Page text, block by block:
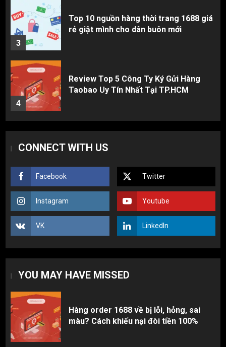
4
Review Top 5 Công Ty Ký Gửi Hàng
Taobao Uy Tín Nhất Tại TP.HCM
5
Cách thanh toán khi tự đặt hàng
Taobao: Thẻ Visa hay ví Alipay?
màu? Cách khiếu nại đòi tiền 100%
2
3 sai lầm chí mạng khiến người mới
nhập hàng Trung Quốc bị lỗ vốn, ôm sô
Top 10 nguồn hàng thời trang 1688 giá
rẻ giật mình cho dân buôn mới
CONNECT WITH US
Facebook Twitter
Instagram Youtube
VK LinkedIn
YOU MAY HAVE MISSED
Hàng order 1688 về bị lỗi, hỏng, sai
màu? Cách khiếu nại đòi tiền 100%